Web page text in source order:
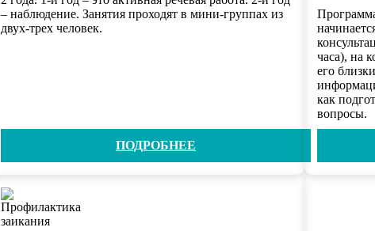
– наблюдение. Занятия проходят в мини-группах из
двух-трех человек.
ПОДРОБНЕЕ
часа), на
его
как
вопросы.